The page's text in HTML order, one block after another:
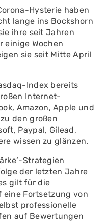
Hysterie haben
lange ins Bockshorn
ihre seit Jahren
Wochen
sie seit Mitte April
Index bereits
Internet-
Amazon, Apple und
den großen
Paypal, Gilead,
wissen zu glänzen.
Strategien
der letzten Jahre
gilt für die
eine Fortsetzung von
professionelle
auf Bewertungen